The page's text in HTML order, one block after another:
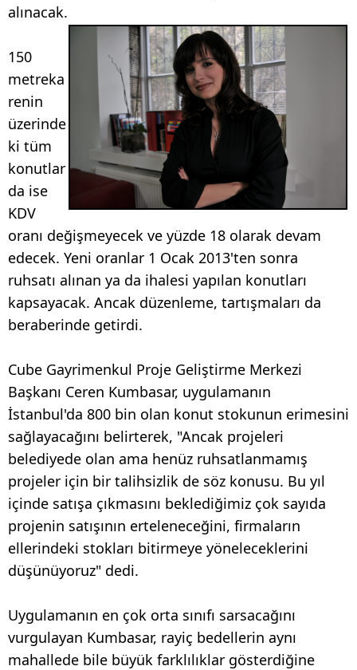
alınacak.
150
metreka
renin
üzerinde
ki tüm
konutlar
da ise
KDV
oranı değişmeyecek ve yüzde 18 olarak devam
edecek. Yeni oranlar 1 Ocak 2013'ten sonra
ruhsatı alınan ya da ihalesi yapılan konutları
kapsayacak. Ancak düzenleme, tartışmaları da
beraberinde getirdi.
Cube Gayrimenkul Proje Geliştirme Merkezi
Başkanı Ceren Kumbasar, uygulamanın
İstanbul'da 800 bin olan konut stokunun erimesini
sağlayacağını belirterek, "Ancak projeleri
belediyede olan ama henüz ruhsatlanmamış
projeler için bir talihsizlik de söz konusu. Bu yıl
içinde satışa çıkmasını beklediğimiz çok sayıda
projenin satışının erteleneceğini, firmaların
ellerindeki stokları bitirmeye yöneleceklerini
düşünüyoruz" dedi.
Uygulamanın en çok orta sınıfı sarsacağını
vurgulayan Kumbasar, rayiç bedellerin aynı
mahallede bile büyük farklılıklar gösterdiğine